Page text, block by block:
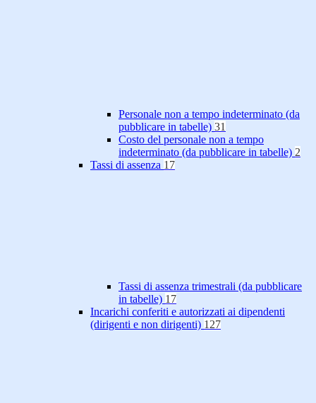
Personale non a tempo indeterminato (da
pubblicare in tabelle) 31
Costo del personale non a tempo
indeterminato (da pubblicare in tabelle) 2
Tassi di assenza 17
Tassi di assenza trimestrali (da pubblicare
in tabelle) 17
Incarichi conferiti e autorizzati ai dipendenti
(dirigenti e non dirigenti) 127